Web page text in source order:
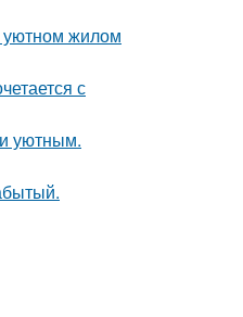
уютном жилом
с
уютным.